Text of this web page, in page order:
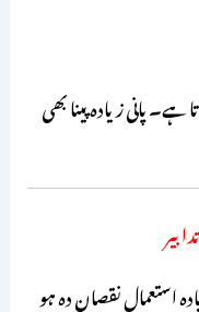
پانی زیادہ پینا بھی
استعمال نقصان دہ ہو